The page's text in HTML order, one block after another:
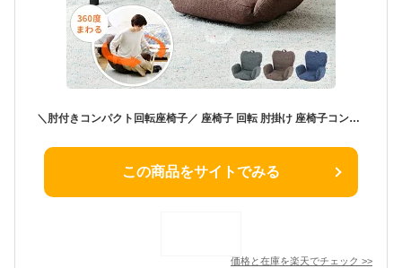
＼肘付きコンパクト回転座椅子／ 座椅子 回転 肘掛け 座椅子コンパクト 折りたたみ リクライニング 回転座椅子 姿勢が良くなる 姿勢矯正 おしゃれ かわいい こたつ テレワーク 腰痛 リクライニング 座イス 授乳 椅子 小さい 背もたれ 高齢者 回転 EKZSR
この商品をサイトでみる
価格と在庫を楽天でチェック >>